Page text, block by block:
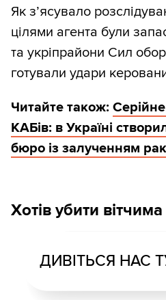
Як з’ясувало
цілями агента були
та укріпрайони Сил
готували удари
Читайте також:
КАБів: в Україні
бюро із залученням
Хотів убити вітчима
ДИВІТЬСЯ НАС